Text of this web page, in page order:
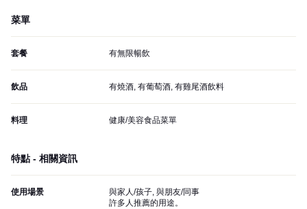
菜單
套餐 有無限暢飲
飲品 有燒酒, 有葡萄酒, 有雞尾酒飲料
料理 健康/美容食品菜單
特點 - 相關資訊
使用場景
與家人/孩子, 與朋友/同事
許多人推薦的用途。